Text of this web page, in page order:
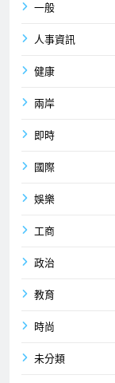
一般
人事資訊
健康
兩岸
即時
國際
娛樂
工商
政治
教育
時尚
未分類